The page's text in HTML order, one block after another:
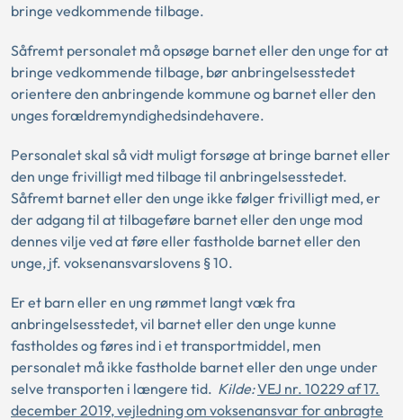
bringe vedkommende tilbage.
Såfremt personalet må opsøge barnet eller den unge for at
bringe vedkommende tilbage, bør anbringelsesstedet
orientere den anbringende kommune og barnet eller den
unges forældremyndighedsindehavere.
Personalet skal så vidt muligt forsøge at bringe barnet eller
den unge frivilligt med tilbage til anbringelsesstedet.
Såfremt barnet eller den unge ikke følger frivilligt med, er
der adgang til at tilbageføre barnet eller den unge mod
dennes vilje ved at føre eller fastholde barnet eller den
unge, jf. voksenansvarslovens § 10.
Er et barn eller en ung rømmet langt væk fra
anbringelsesstedet, vil barnet eller den unge kunne
fastholdes og føres ind i et transportmiddel, men
personalet må ikke fastholde barnet eller den unge under
selve transporten i længere tid. Kilde:VEJ nr. 10229 af 17.
december 2019, vejledning om voksenansvar for anbragte